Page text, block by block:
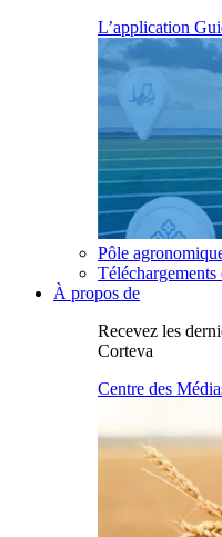
L’application
Pôle
Téléchargements
À propos de
Recevez les
Corteva
Centre des